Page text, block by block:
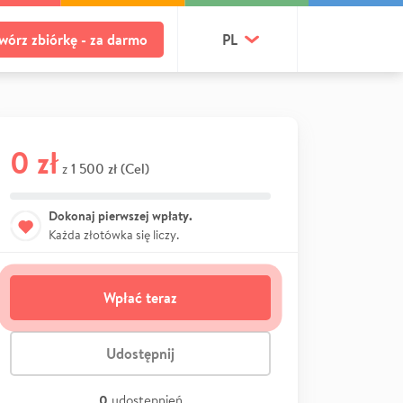
zbiórkę - za darmo PL
0 zł z 1 500 zł (Cel)
Dokonaj pierwszej wpłaty.
Każda złotówka się liczy.
Wpłać teraz
Udostępnij